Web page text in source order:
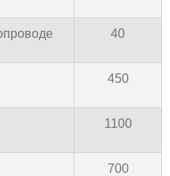
40
450
1100
700